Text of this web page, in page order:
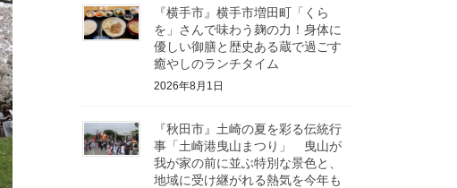
『横手市』横手市増田町「くら
を」さんで味わう麹の力！身体に
優しい御膳と歴史ある蔵で過ごす
癒やしのランチタイム
2026年8月1日
『秋田市』土崎の夏を彩る伝統行
事「土崎港曳山まつり」 曳山が
我が家の前に並ぶ特別な景色と、
地域に受け継がれる熱気を今年も